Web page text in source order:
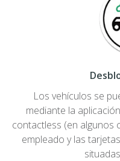
Los vehículos se
mediante la
contactless (en algunos
empleado y las